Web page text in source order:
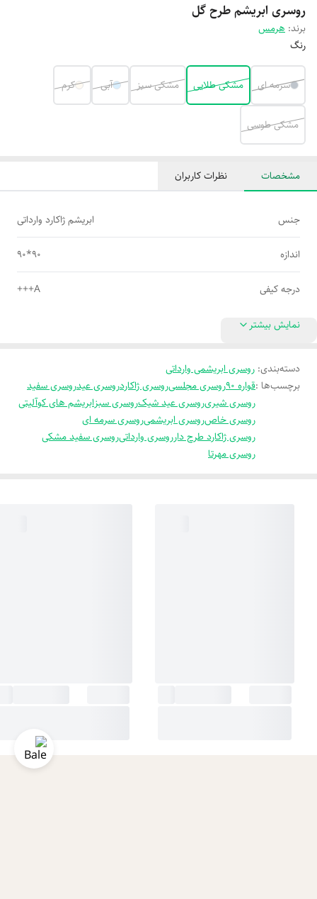
روسری ابریشم طرح گل
برند: هرمس
رنگ
سرمه ای مشکی طلایی مشکی سبز آبی کرم
مشکی طوسی
مشخصات نظرات کاربران
جنس ابریشم ژاکارد وارداتی
اندازه 90*90
درجه کیفی A+++
نمایش بیشتر
دسته‌بندی: روسری ابریشمی وارداتی
برچسب‌ها :قواره 90 روسری مجلسیروسری ژاکاردروسری عیدروسری سفید
روسری شیریروسری عید شیکروسری سبزابریشم های کوآلیتی
روسری خاصروسری ابریشمیروسری سرمه ای
روسری ژاکارد طرح دارروسری وارداتیروسری سفید مشکی
روسری مهرتا